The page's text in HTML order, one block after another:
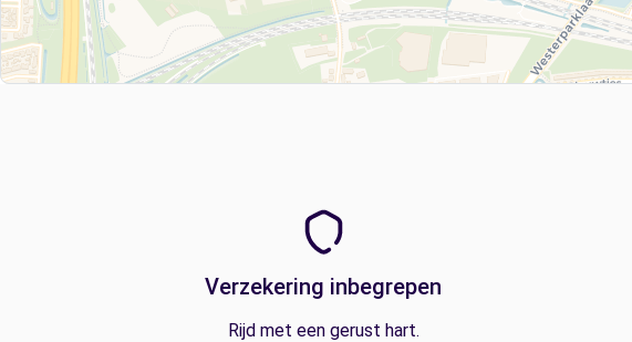
Verzekering inbegrepen
Rijd met een gerust hart.